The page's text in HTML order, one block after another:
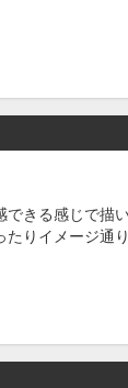
きる感じで描
りイメージ通